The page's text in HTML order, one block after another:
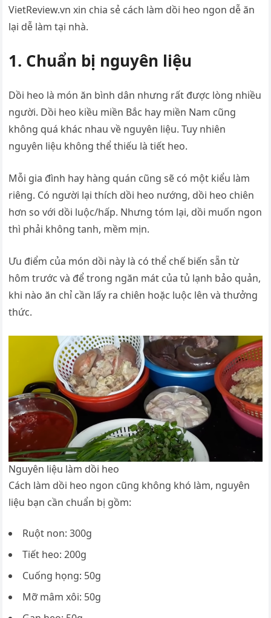
VietReview.vn xin chia sẻ cách làm dồi heo ngon dễ ăn
lại dễ làm tại nhà.
1. Chuẩn bị nguyên liệu
Dồi heo là món ăn bình dân nhưng rất được lòng nhiều
người. Dồi heo kiều miền Bắc hay miền Nam cũng
không quá khác nhau về nguyên liệu. Tuy nhiên
nguyên liệu không thể thiếu là tiết heo.
Mỗi gia đình hay hàng quán cũng sẽ có một kiểu làm
riêng. Có người lại thích dồi heo nướng, dồi heo chiên
hơn so với dồi luộc/hấp. Nhưng tóm lại, dồi muốn ngon
thì phải không tanh, mềm mịn.
Ưu điểm của món dồi này là có thể chế biến sẵn từ
hôm trước và để trong ngăn mát của tủ lạnh bảo quản,
khi nào ăn chỉ cần lấy ra chiên hoặc luộc lên và thưởng
thức.
Nguyên liệu làm dồi heo
Cách làm dồi heo ngon cũng không khó làm, nguyên
liệu bạn cần chuẩn bị gồm:
Ruột non: 300g
Tiết heo: 200g
Cuống họng: 50g
Mỡ mâm xôi: 50g